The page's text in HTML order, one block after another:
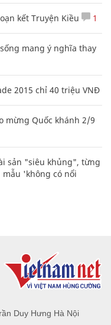
kết Truyện Kiều 1
mang ý nghĩa thay
2015 chỉ 40 triệu VNĐ
mừng Quốc khánh 2/9
sản "siêu khủng", từng
'không có nổi
Duy Hưng Hà Nội